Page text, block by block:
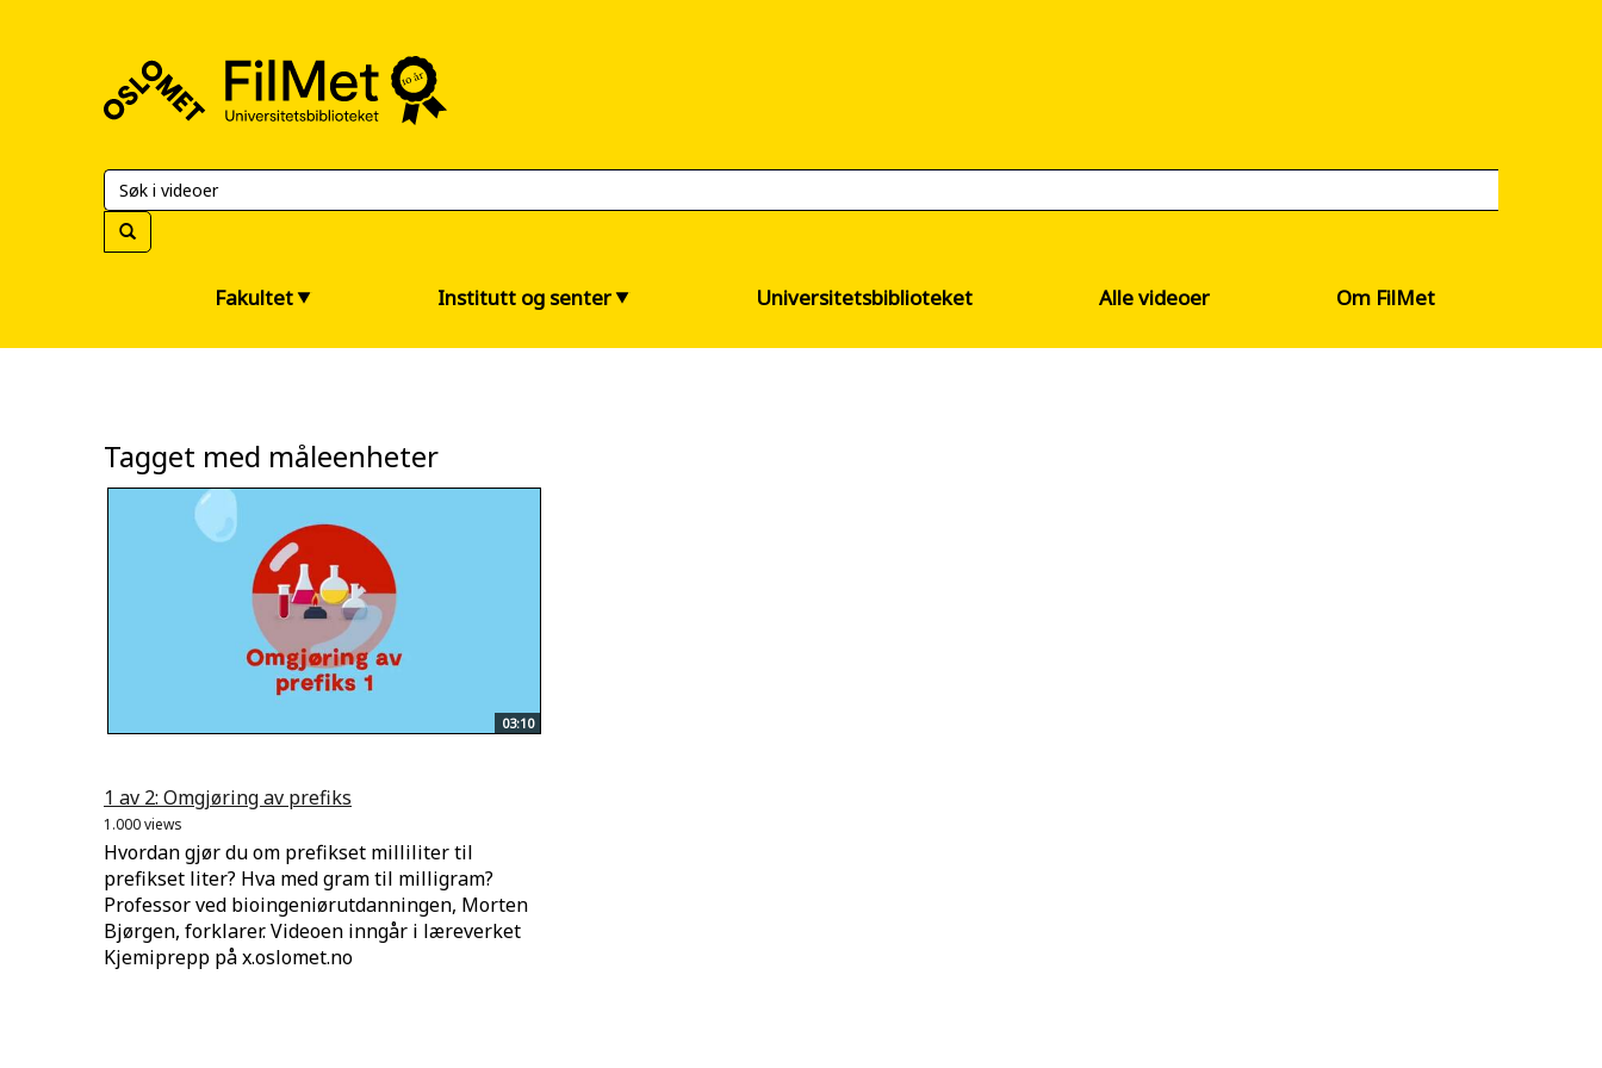
Universitetsbiblioteket
Fakultet Institutt og senter Universitetsbiblioteket Alle videoer Om FilMet
Tagget med måleenheter
03:10
1 av 2: Omgjøring av prefiks
1.000 views
Hvordan gjør du om prefikset milliliter til
prefikset liter? Hva med gram til milligram?
Professor ved bioingeniørutdanningen, Morten
Bjørgen, forklarer. Videoen inngår i læreverket
Kjemiprepp på x.oslomet.no